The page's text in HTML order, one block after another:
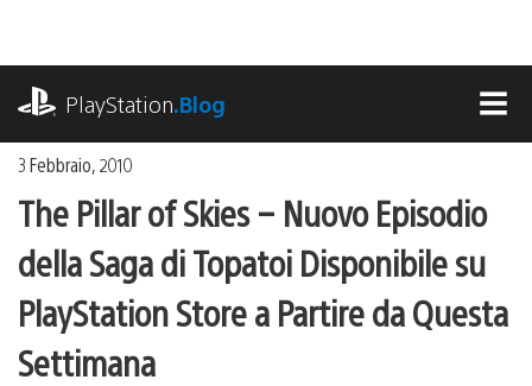
contenuto
PlayStation.Blog
3 Febbraio, 2010
The Pillar of Skies – Nuovo Episodio
della Saga di Topatoi Disponibile su
PlayStation Store a Partire da Questa
Settimana